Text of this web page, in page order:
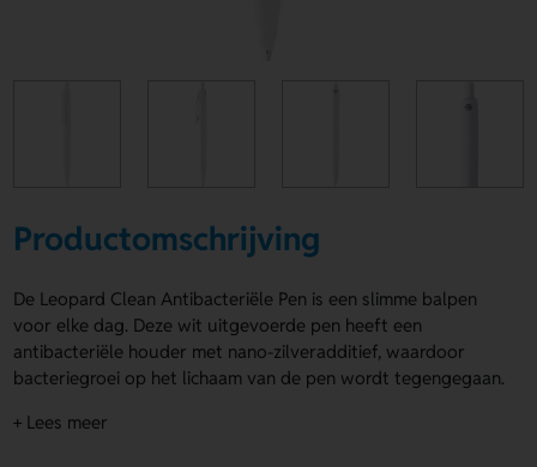
Productomschrijving
De Leopard Clean Antibacteriële Pen is een slimme balpen
voor elke dag. Deze wit uitgevoerde pen heeft een
antibacteriële houder met nano-zilveradditief, waardoor
bacteriegroei op het lichaam van de pen wordt tegengegaan.
met een handig drukmechanisme. Hij voldoet aan ISO 22196:
+ Lees meer